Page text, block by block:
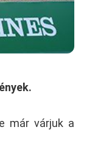
már várjuk a